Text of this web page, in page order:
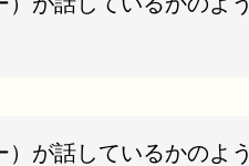
が話しているかのよう